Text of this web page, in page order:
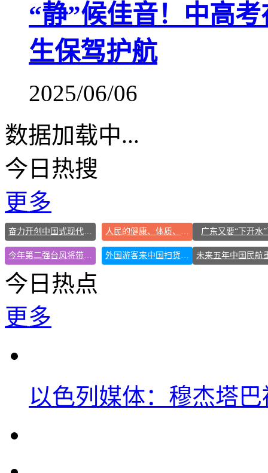
“静”候佳音！中高
生保驾护航
2025/06/06
数据加载中...
今日热搜
更多
奋力开创中国式现代化建设新局面 人民的健康、体质、幸福一脉相承 广东又要“下开水
今年第二强台风将带来多大影响 外国游客来中国扫货新特产
今日热点
更多
以色列媒体：穆杰塔